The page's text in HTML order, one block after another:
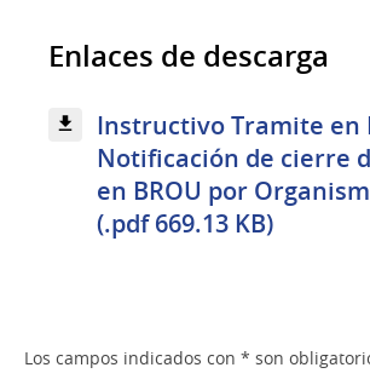
Enlaces de descarga
Instructivo Tramite en
Notificación de cierre
en BROU por
(.pdf 669.13 KB)
Los campos indicados con * son